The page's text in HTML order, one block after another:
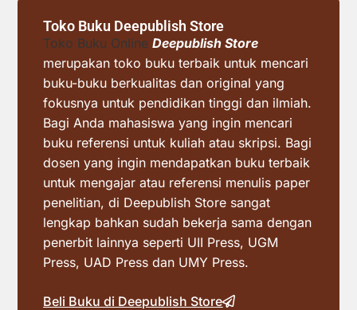
Toko Buku Deepublish Store
Toko Buku Online Deepublish Store
merupakan toko buku terbaik untuk mencari
buku-buku berkualitas dan original yang
fokusnya untuk pendidikan tinggi dan ilmiah.
Bagi Anda mahasiswa yang ingin mencari
buku referensi untuk kuliah atau skripsi. Bagi
dosen yang ingin mendapatkan buku terbaik
untuk mengajar atau referensi menulis paper
penelitian, di Deepublish Store sangat
lengkap bahkan sudah bekerja sama dengan
penerbit lainnya seperti UII Press, UGM
Press, UAD Press dan UMY Press.
Beli Buku di Deepublish Store